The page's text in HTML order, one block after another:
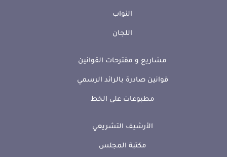
النواب
اللجان
مشاريع و مقترحات القوانين
قوانين صادرة بالرائد الرسمي
مطبوعات على الخط
الأرشيف التشريعي
مكتبة المجلس